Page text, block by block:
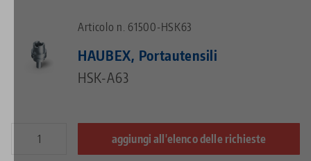
Articolo n. 61500-HSK63
HAUBEX, Portautensili
HSK-A63
aggiungi all'elenco delle richieste